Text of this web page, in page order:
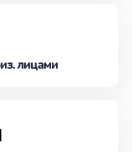
лицами